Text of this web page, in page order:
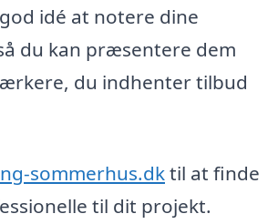
idé at notere dine
du kan præsentere dem
du indhenter tilbud
sommerhus.dktil at finde
til dit projekt.